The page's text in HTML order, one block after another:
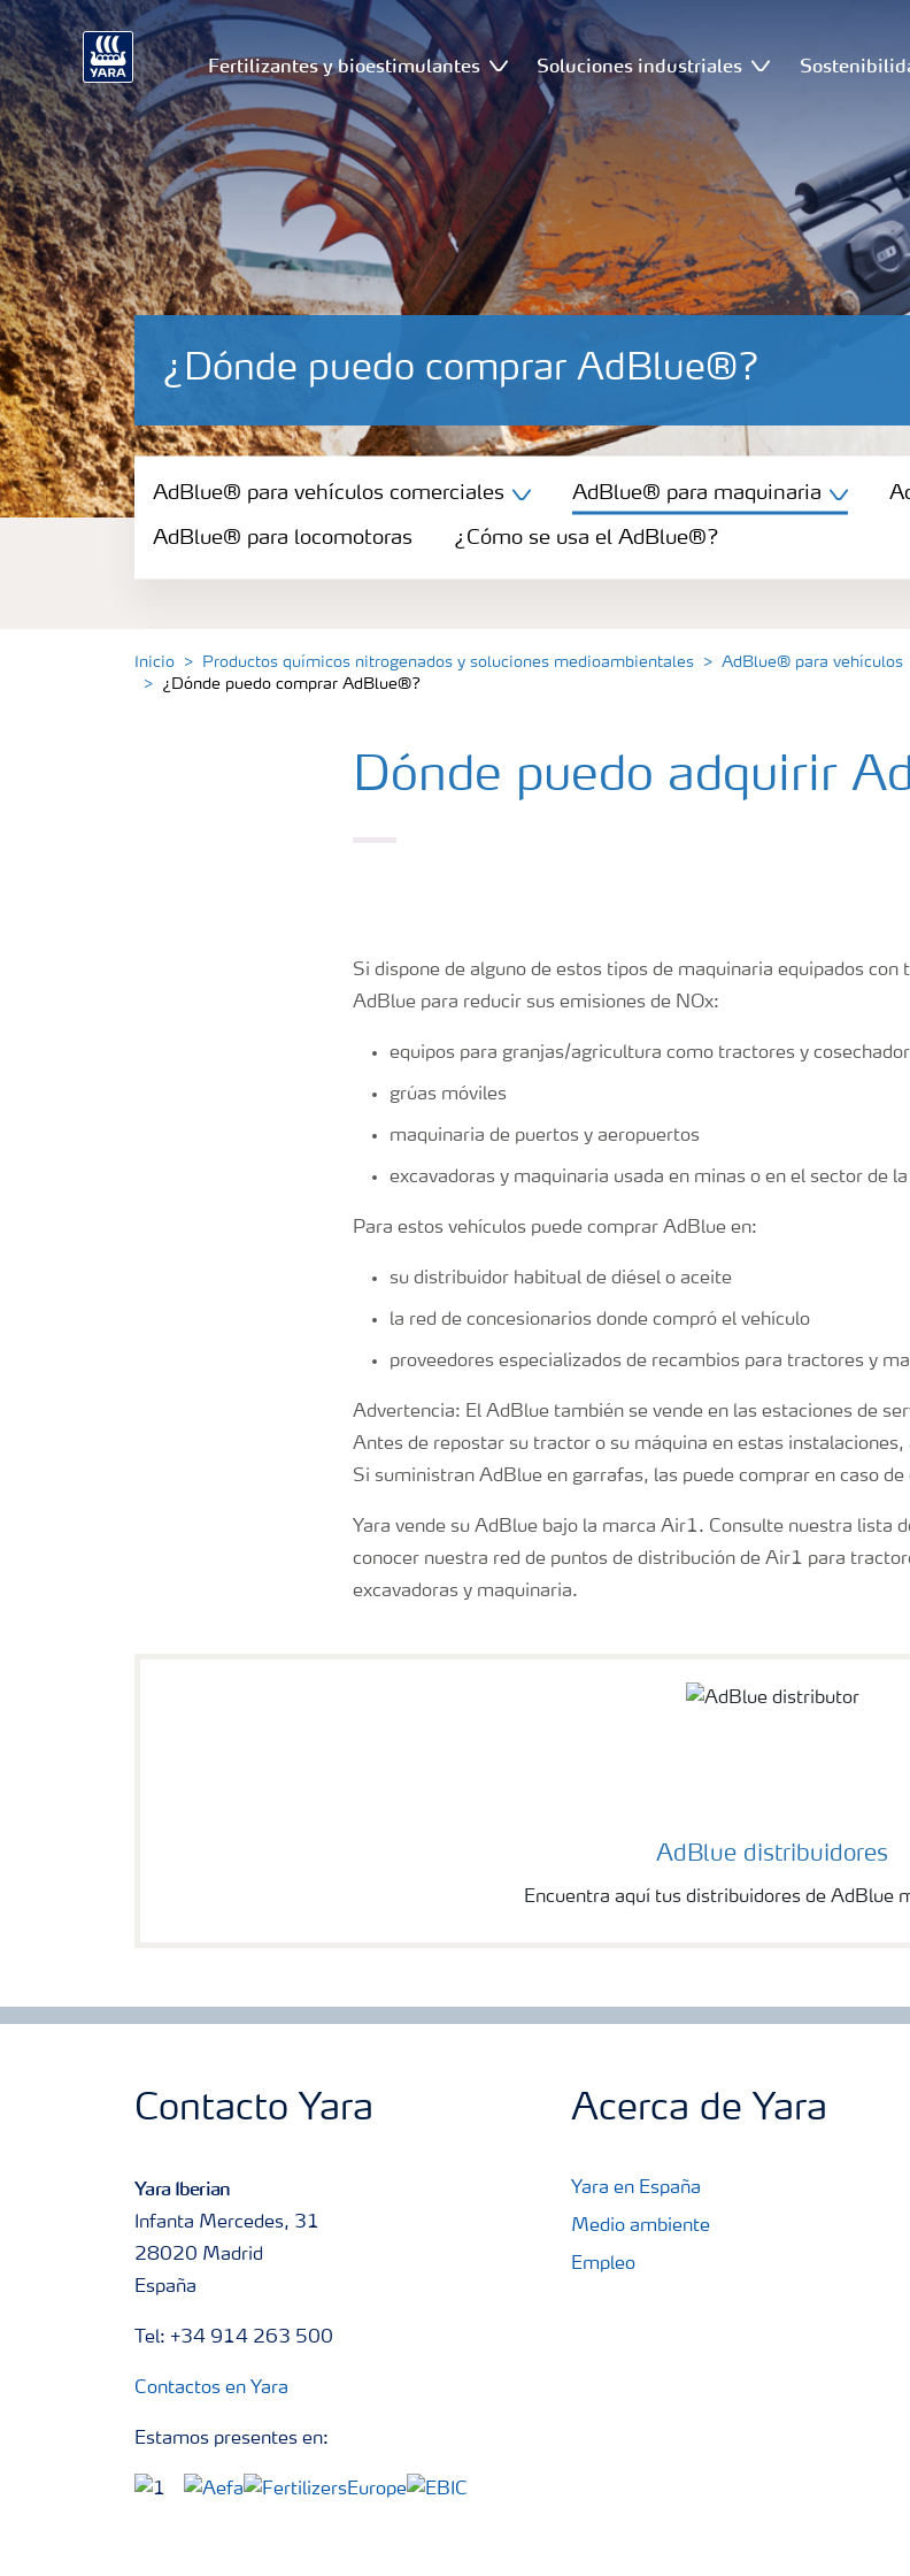
Fertilizantes y bioestimulantes Soluciones industriales
¿Dónde puedo comprar AdBlue®?
AdBlue® para vehículos comerciales
AdBlue® para maquinaria
AdBlue® para locomotoras
¿Cómo se usa el AdBlue®?
AdBlue® para vehículos comerciales AdBlue® para maquinaria
AdBlue® para locomotoras ¿Cómo se usa el AdBlue®?
Inicio Productos químicos nitrogenados y soluciones medioambientales AdBlue® para vehículos
¿Dónde puedo comprar AdBlue®?
Dónde puedo adquirir
Si dispone de alguno de estos tipos de maquinaria equipados con
AdBlue para reducir sus emisiones de NOx:
equipos para granjas/agricultura como tractores y
grúas móviles
maquinaria de puertos y aeropuertos
excavadoras y maquinaria usada en minas o en el sector de
Para estos vehículos puede comprar AdBlue en:
su distribuidor habitual de diésel o aceite
la red de concesionarios donde compró el vehículo
proveedores especializados de recambios para tractores y
Advertencia: El AdBlue también se vende en las estaciones de
Antes de repostar su tractor o su máquina en estas instalaciones,
Si suministran AdBlue en garrafas, las puede comprar en caso de
Yara vende su AdBlue bajo la marca Air1. Consulte nuestra lista
conocer nuestra red de puntos de distribución de Air1 para
excavadoras y maquinaria.
AdBlue distribuidores
Encuentra aquí tus distribuidores de AdBlue
Contacto Yara
Yara Iberian
Infanta Mercedes, 31
28020 Madrid
España
Tel: +34 914 263 500
Contactos en Yara
Estamos presentes en:
Acerca de Yara
Yara en España
Medio ambiente
Empleo